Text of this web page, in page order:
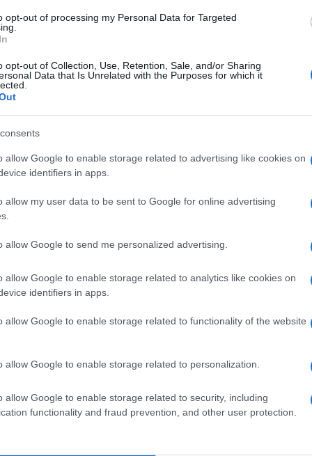
opt-out of processing my Personal Data for Targeted
opt-out of Collection, Use, Retention, Sale, and/or Sharing
Data that Is Unrelated with the Purposes for which it
allow Google to enable storage related to advertising like cookies on
identifiers in apps.
allow my user data to be sent to Google for online advertising
allow Google to send me personalized advertising.
allow Google to enable storage related to analytics like cookies on
identifiers in apps.
allow Google to enable storage related to functionality of the website
allow Google to enable storage related to personalization.
allow Google to enable storage related to security, including
functionality and fraud prevention, and other user protection.
is door het gebruik van een cashflowprognose.
schatten van toekomstige cashflows op basis van
cashflowprognoses bij te werken, kun je
veranderingen in de cashflow. Een buffer
voorzien in onvoorziene uitgaven of
hangt af van verschillende factoren,
en de financiële doelen van de
te hebben die gelijk is aan minimaal drie tot